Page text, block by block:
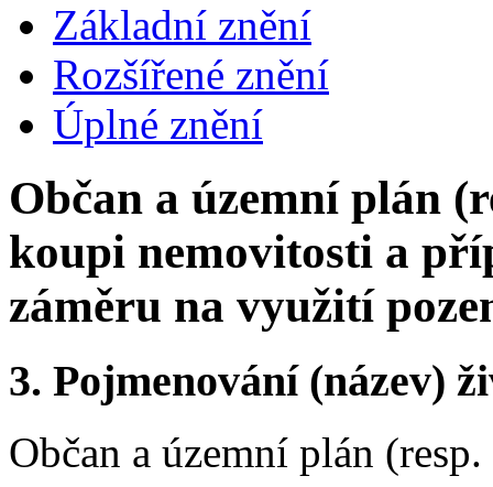
Základní znění
Rozšířené znění
Úplné znění
Občan a územní plán
koupi nemovitosti a
záměru na využití
3. Pojmenování (název)
Občan a územní plán